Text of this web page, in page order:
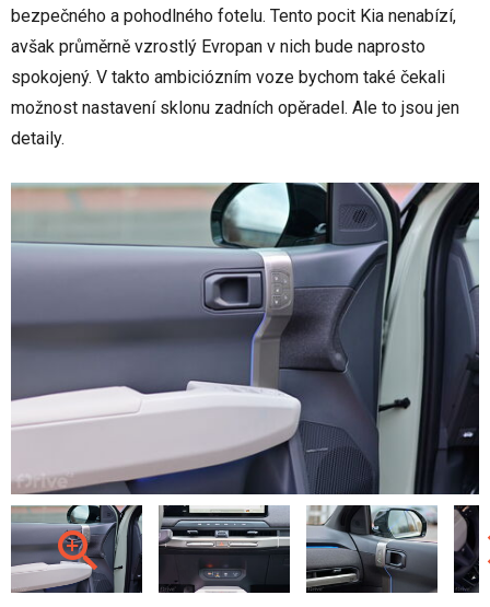
bezpečného a pohodlného fotelu. Tento pocit Kia nenabízí,
avšak průměrně vzrostlý Evropan v nich bude naprosto
spokojený. V takto ambiciózním voze bychom také čekali
možnost nastavení sklonu zadních opěradel. Ale to jsou jen
detaily.